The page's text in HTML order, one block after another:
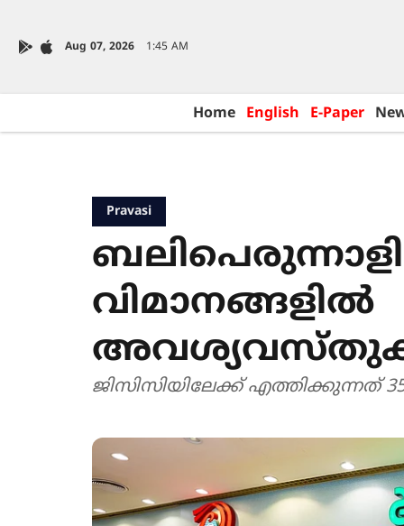
Aug 07, 2026 1:45 AM
Home English E-Paper
Pravasi
വിമാനങ്ങളിൽ
ജിസിസിയിലേക്ക് എത്തിക്കുന്നത്